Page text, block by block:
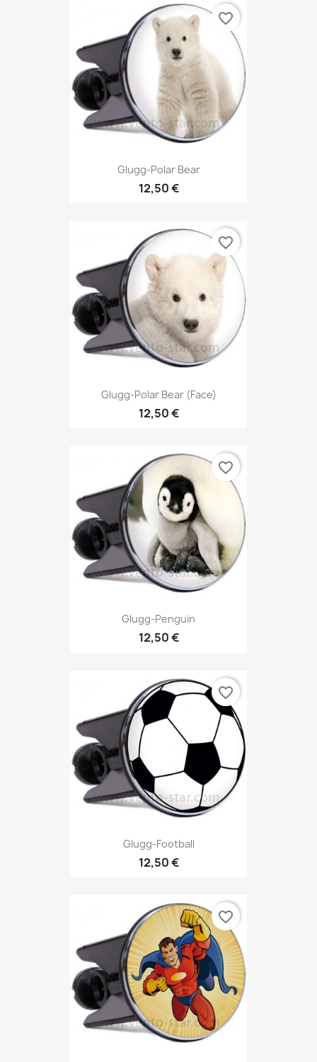
Glugg-Polar Bear
12,50 €
favorite_border
Glugg-Polar Bear (Face)
12,50 €
favorite_border
Glugg-Penguin
12,50 €
favorite_border
Glugg-Football
12,50 €
favorite_border
favorite_border